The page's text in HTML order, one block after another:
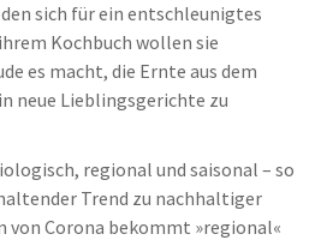
sich für ein entschleunigtes
Kochbuch wollen sie
es macht, die Ernte aus dem
neue Lieblingsgerichte zu
regional und saisonal – so
Trend zu nachhaltiger
von Corona bekommt »regional«